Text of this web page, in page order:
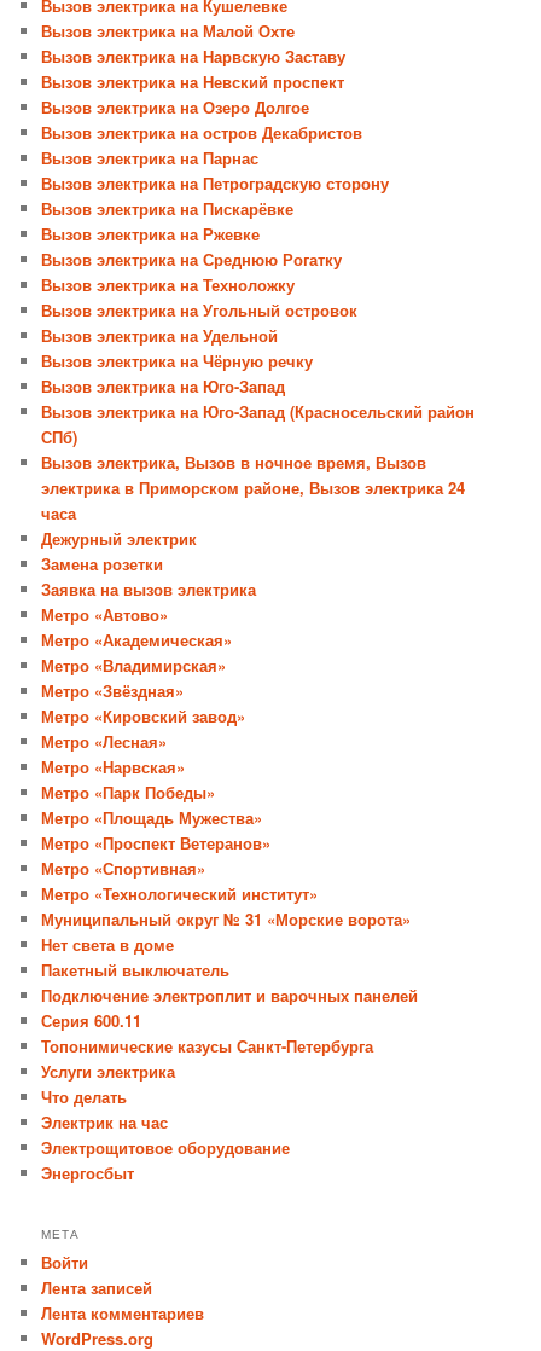
Вызов электрика на Кушелевке
Вызов электрика на Малой Охте
Вызов электрика на Нарвскую Заставу
Вызов электрика на Невский проспект
Вызов электрика на Озеро Долгое
Вызов электрика на остров Декабристов
Вызов электрика на Парнас
Вызов электрика на Петроградскую сторону
Вызов электрика на Пискарёвке
Вызов электрика на Ржевке
Вызов электрика на Среднюю Рогатку
Вызов электрика на Техноложку
Вызов электрика на Угольный островок
Вызов электрика на Удельной
Вызов электрика на Чёрную речку
Вызов электрика на Юго-Запад
Вызов электрика на Юго-Запад (Красносельский район
СПб)
Вызов электрика, Вызов в ночное время, Вызов
электрика в Приморском районе, Вызов электрика 24
часа
Дежурный электрик
Замена розетки
Заявка на вызов электрика
Метро «Автово»
Метро «Академическая»
Метро «Владимирская»
Метро «Звёздная»
Метро «Кировский завод»
Метро «Лесная»
Метро «Нарвская»
Метро «Парк Победы»
Метро «Площадь Мужества»
Метро «Проспект Ветеранов»
Метро «Спортивная»
Метро «Технологический институт»
Муниципальный округ № 31 «Морские ворота»
Нет света в доме
Пакетный выключатель
Подключение электроплит и варочных панелей
Серия 600.11
Топонимические казусы Санкт-Петербурга
Услуги электрика
Что делать
Электрик на час
Электрощитовое оборудование
Энергосбыт
МЕТА
Войти
Лента записей
Лента комментариев
WordPress.org